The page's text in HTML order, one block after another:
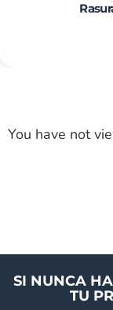
You have not
SI NUNCA
TU